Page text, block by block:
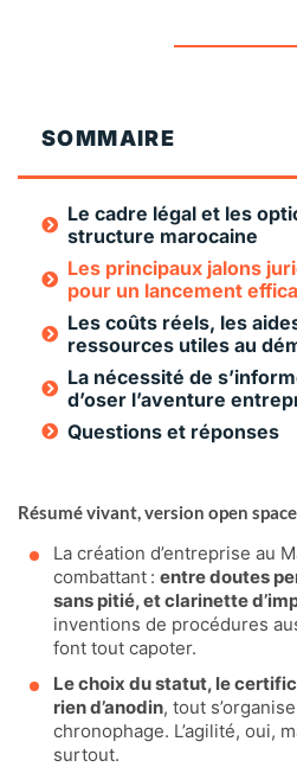
Résumé vivant, version open
La création d’entreprise au
combattant : entre doutes
sans pitié, et clarinette
inventions de procédures
font tout capoter.
Le choix du statut, le
rien d’anodin, tout
chronophage. L’agilité, oui,
surtout.
SOMMAIRE
Le cadre légal et les
structure marocaine
Les principaux jalons
pour un lancement
Les coûts réels, les
ressources utiles au
La nécessité de
d’oser l’aventure
Questions et réponses